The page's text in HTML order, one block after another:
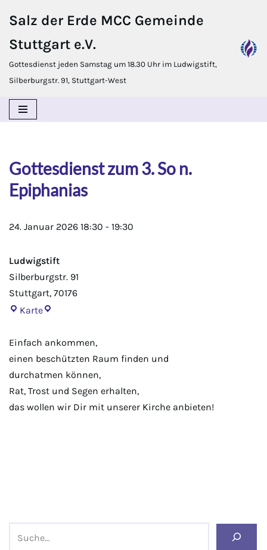
Inhalt
springen
Salz der Erde MCC Gemeinde
Stuttgart e.V.
Gottesdienst jeden Samstag um 18.30 Uhr im Ludwigstift,
Silberburgstr. 91, Stuttgart-West
Gottesdienst zum 3. So n.
Epiphanias
24. Januar 2026 18:30 - 19:30
Ludwigstift
Silberburgstr. 91
Stuttgart, 70176
Karte
Einfach ankommen,
einen beschützten Raum finden und
durchatmen können,
Rat, Trost und Segen erhalten,
das wollen wir Dir mit unserer Kirche anbieten!